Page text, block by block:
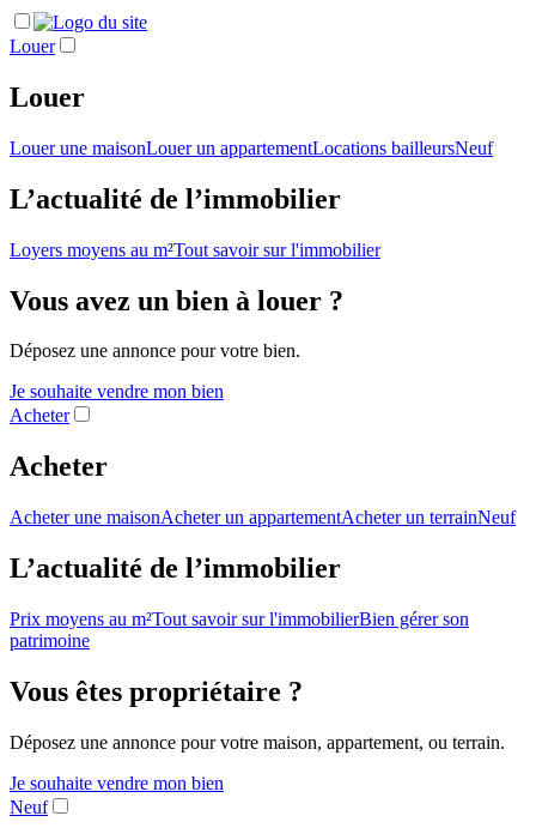
Louer
Louer
Louer une maisonLouer un appartementLocations bailleursNeuf
L’actualité de l’immobilier
Loyers moyens au m²Tout savoir sur l'immobilier
Vous avez un bien à louer ?
Déposez une annonce pour votre bien.
Je souhaite vendre mon bien
Acheter
Acheter
Acheter une maisonAcheter un appartementAcheter un terrainNeuf
L’actualité de l’immobilier
Prix moyens au m²Tout savoir sur l'immobilierBien gérer son
patrimoine
Vous êtes propriétaire ?
Déposez une annonce pour votre maison, appartement, ou terrain.
Je souhaite vendre mon bien
Neuf